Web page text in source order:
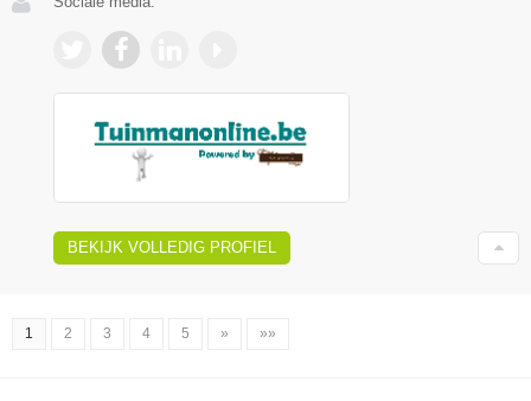
BEKIJK VOLLEDIG PROFIEL
1 2 3 4 5 » »»